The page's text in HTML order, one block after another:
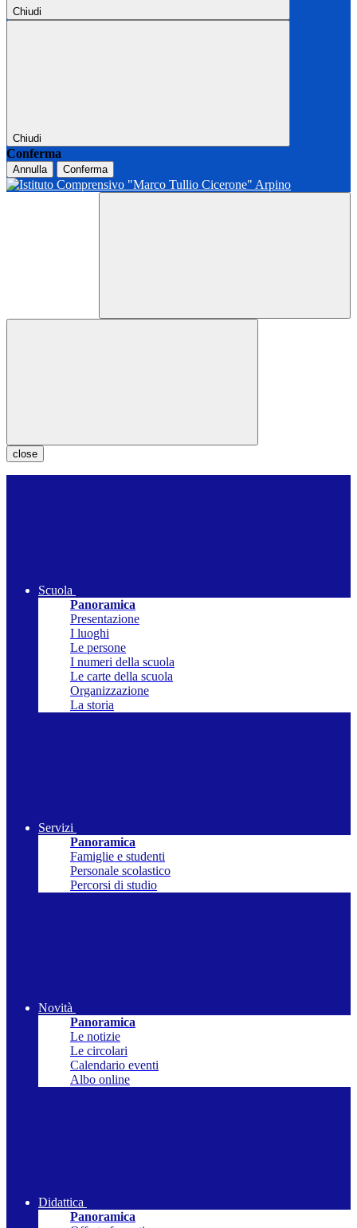
Chiudi
Chiudi
Conferma
Annulla Conferma
close
Scuola
Panoramica
Presentazione
I luoghi
Le persone
I numeri della scuola
Le carte della scuola
Organizzazione
La storia
Servizi
Panoramica
Famiglie e studenti
Personale scolastico
Percorsi di studio
Novità
Panoramica
Le notizie
Le circolari
Calendario eventi
Albo online
Didattica
Panoramica